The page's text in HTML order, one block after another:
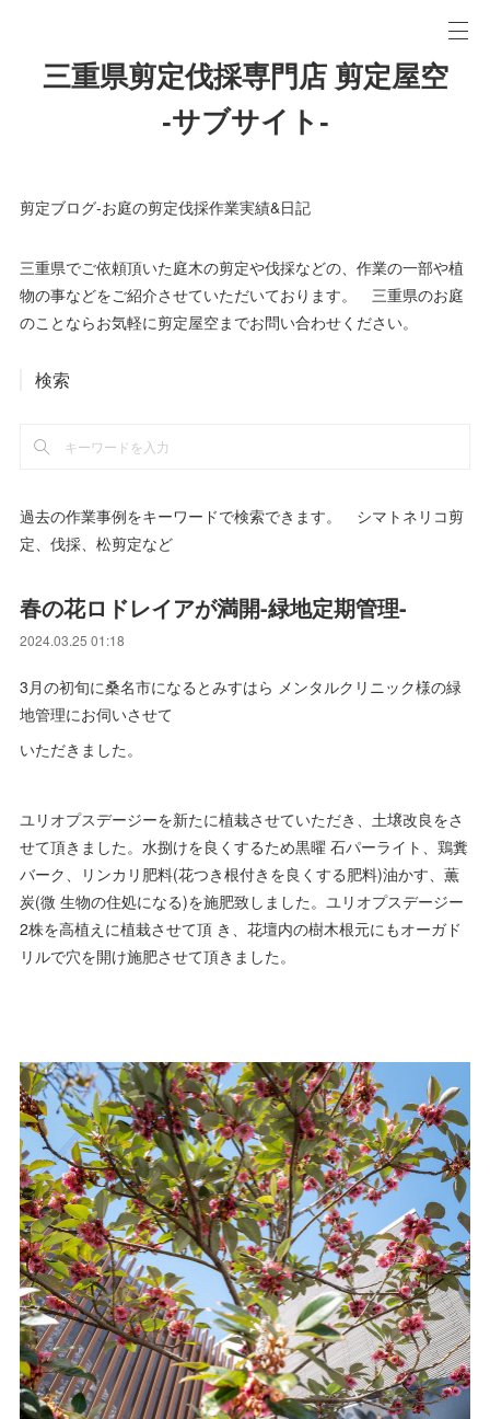
三重県剪定伐採専門店 剪定屋空
-サブサイト-
剪定ブログ-お庭の剪定伐採作業実績&日記
三重県でご依頼頂いた庭木の剪定や伐採などの、作業の一部や植
物の事などをご紹介させていただいております。 三重県のお庭
のことならお気軽に剪定屋空までお問い合わせください。
検索
過去の作業事例をキーワードで検索できます。 シマトネリコ剪
定、伐採、松剪定など
春の花ロドレイアが満開-緑地定期管理-
2024.03.25 01:18
3月の初旬に桑名市になるとみすはら メンタルクリニック様の緑
地管理にお伺いさせて
いただきました。
ユリオプスデージーを新たに植栽させていただき、土壌改良をさ
せて頂きました。水捌けを良くするため黒曜 石パーライト、鶏糞
バーク、リンカリ肥料(花つき根付きを良くする肥料)油かす、薫
炭(微 生物の住処になる)を施肥致しました。ユリオプスデージー
2株を高植えに植栽させて頂 き、花壇内の樹木根元にもオーガド
リルで穴を開け施肥させて頂きました。